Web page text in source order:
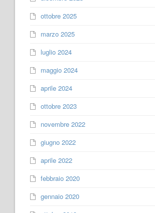
ottobre 2025
marzo 2025
luglio 2024
maggio 2024
aprile 2024
ottobre 2023
novembre 2022
giugno 2022
aprile 2022
febbraio 2020
gennaio 2020